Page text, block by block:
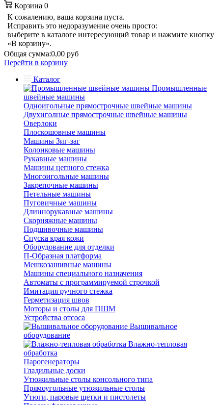
Корзина 0
К сожалению, ваша корзина пуста.
Исправить это недоразумение очень просто:
выберите в каталоге интересующий товар и нажмите кнопку
«В корзину».
Общая сумма:0,00 руб
Перейти в корзину
Каталог
Промышленные
швейные машины
Одноигольные прямострочные швейные машины
Двухиголные прямострочные швейные машины
Оверлоки
Плоскошовные машины
Машины Зиг-заг
Колонковые машины
Рукавные машины
Машины цепного стежка
Многоигольные машины
Закрепочные машины
Петельные машины
Пуговичные машины
Длиннорукавные машины
Скорняжные машины
Подшивочные машины
Спуска края кожи
Оборудование для отделки
П-Образная платформа
Мешкозашивные машины
Машины специального назначения
Автоматы с программируемой строчкой
Имитация ручного стежка
Герметизация швов
Моторы и столы для ПШМ
Устройства отсоса
Вышивальное
оборудование
Влажно-тепловая
обработка
Парогенераторы
Гладильные доски
Утюжильные столы консольного типа
Прямоугольные утюжильные столы
Утюги, паровые щетки и пистолеты